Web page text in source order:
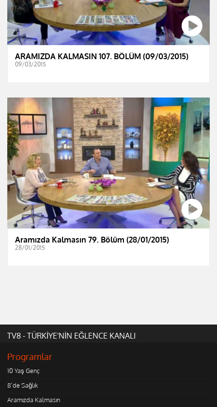
ARAMIZDA KALMASIN 107. BÖLÜM (09/03/2015)
09/03/2015
Aramızda Kalmasın 79. Bölüm (28/01/2015)
28/01/2015
TV8 - TÜRKİYE'NİN EĞLENCE KANALI
Programlar
10 Yaş Genç
8'de Sağlık
Aramızda Kalmasın